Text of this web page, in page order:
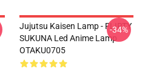
Jujutsu Kaisen Lamp - FLIRTY
SUKUNA Led Anime Lamp
OTAKU0705
-34%